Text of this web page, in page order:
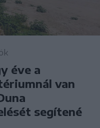
éve a
van
segítené